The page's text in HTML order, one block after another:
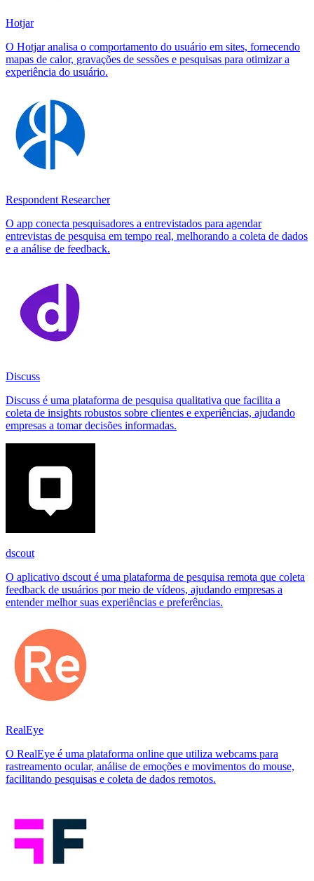
Hotjar
O Hotjar analisa o comportamento do usuário em sites, fornecendo
mapas de calor, gravações de sessões e pesquisas para otimizar a
experiência do usuário.
Respondent Researcher
O app conecta pesquisadores a entrevistados para agendar
entrevistas de pesquisa em tempo real, melhorando a coleta de dados
e a análise de feedback.
Discuss
Discuss é uma plataforma de pesquisa qualitativa que facilita a
coleta de insights robustos sobre clientes e experiências, ajudando
empresas a tomar decisões informadas.
dscout
O aplicativo dscout é uma plataforma de pesquisa remota que coleta
feedback de usuários por meio de vídeos, ajudando empresas a
entender melhor suas experiências e preferências.
RealEye
O RealEye é uma plataforma online que utiliza webcams para
rastreamento ocular, análise de emoções e movimentos do mouse,
facilitando pesquisas e coleta de dados remotos.